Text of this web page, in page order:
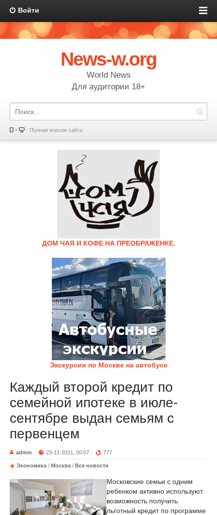
Войти
News-w.org
World News
Для аудитории 18+
Полная версия сайта
ДОМ ЧАЯ И КОФЕ НА ПРЕОБРАЖЕНКЕ.
Экскурсии по Москве на автобусе
Каждый второй кредит по
семейной ипотеке в июле-
сентябре выдан семьям с
первенцем
admin 23-11-2021, 00:07 777
Экономика / Москва / Все новости
Московские семьи с одним
ребенком активно используют
возможность получить
льготный кредит по программе